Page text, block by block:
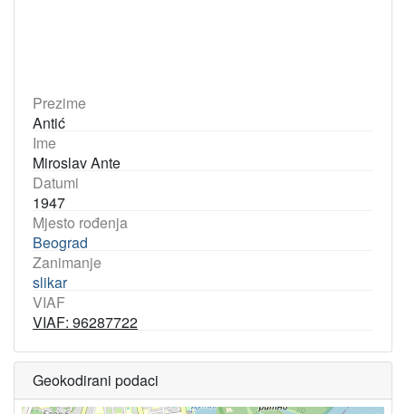
Prezime
Antić
Ime
Miroslav Ante
Datumi
1947
Mjesto rođenja
Beograd
Zanimanje
slikar
VIAF
VIAF: 96287722
Geokodirani podaci